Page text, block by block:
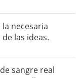
necesaria
las ideas.
sangre real